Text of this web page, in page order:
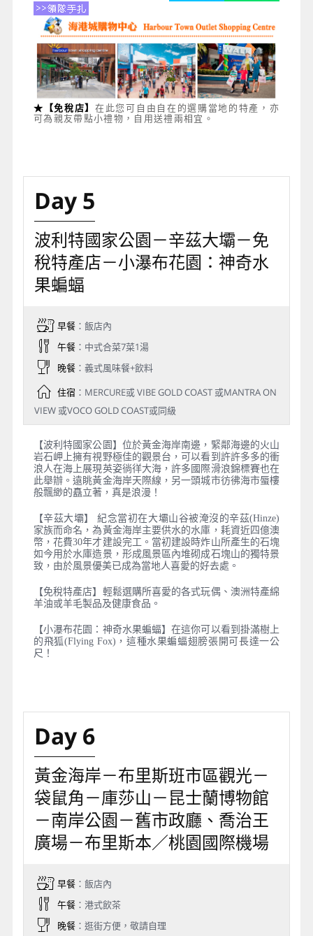
★【免稅店】在此您可自由自在的選購當地的特產，亦
可為親友帶點小禮物，自用送禮兩相宜。
Day 5
波利特國家公園－辛茲大壩－免
稅特產店－小瀑布花園：神奇水
果蝙蝠
早餐：飯店內
午餐：中式合菜7菜1湯
晚餐：義式風味餐+飲料
住宿：MERCURE或 VIBE GOLD COAST 或MANTRA ON
VIEW 或VOCO GOLD COAST或同級
【波利特國家公園】位於黃金海岸南邊，緊鄰海邊的火山
岩石岬上擁有視野極佳的觀景台，可以看到許許多多的衝
浪人在海上展現英姿徜徉大海，許多國際滑浪錦標賽也在
此舉辦。遠眺黃金海岸天際線，另一頭城市彷彿海市蜃樓
般飄緲的矗立著，真是浪漫！
【辛茲大壩】 紀念當初在大壩山谷被淹沒的辛茲(Hinze)
家族而命名，為黃金海岸主要供水的水庫，耗資近四億澳
幣，花費30年才建設完工。當初建設時炸山所產生的石塊
如今用於水庫造景，形成風景區內堆砌成石塊山的獨特景
致，由於風景優美已成為當地人喜愛的好去處。
【免稅特產店】輕鬆選購所喜愛的各式玩偶、澳洲特產綿
羊油或羊毛製品及健康食品。
【小瀑布花園：神奇水果蝙蝠】在這你可以看到掛滿樹上
的飛狐(Flying Fox)，這種水果蝙蝠翅膀張開可長達一公
尺！
Day 6
黃金海岸－布里斯班市區觀光－
袋鼠角－庫莎山－昆士蘭博物館
－南岸公園－舊市政廳、喬治王
廣場－布里斯本／桃園國際機場
早餐：飯店內
午餐：港式飲茶
晚餐：逛街方便，敬請自理